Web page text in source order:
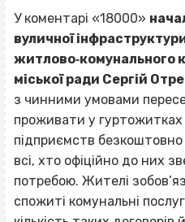
У коментарі «18000»
вуличної
житлово‐комунального
міської ради Сергій
з чинними умовами
проживати у
підприємств безкоштовно
всі, хто офіційно до них
потребою. Жителі
спожиті комунальні